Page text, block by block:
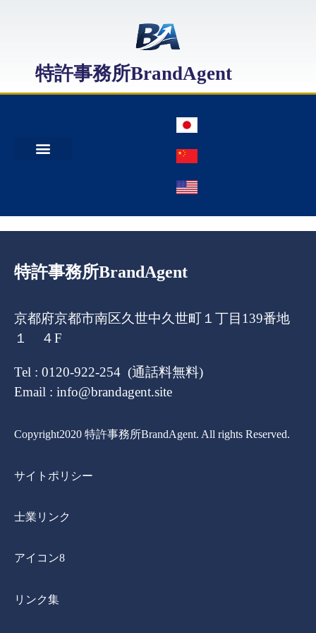
特許事務所BrandAgent
特許事務所BrandAgent
京都府京都市南区久世中久世町１丁目139番地
１ ４F
Tel : 0120-922-254 (通話料無料)
Email : info@brandagent.site
Copyright2020 特許事務所BrandAgent. All rights Reserved.
サイトポリシー
士業リンク
アイコン8
リンク集